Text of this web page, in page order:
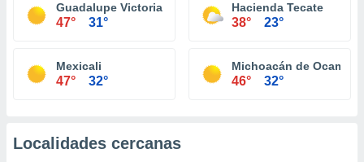
Guadalupe Victoria (Km. 43)
47° 31°
Hacienda Tecate
38° 23°
Mexicali
47° 32°
Michoacán de Ocampo
46° 32°
Localidades cercanas